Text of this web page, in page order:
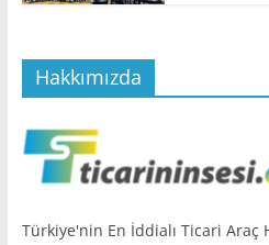
Hakkımızda
Türkiye'nin En İddialı Ticari Araç